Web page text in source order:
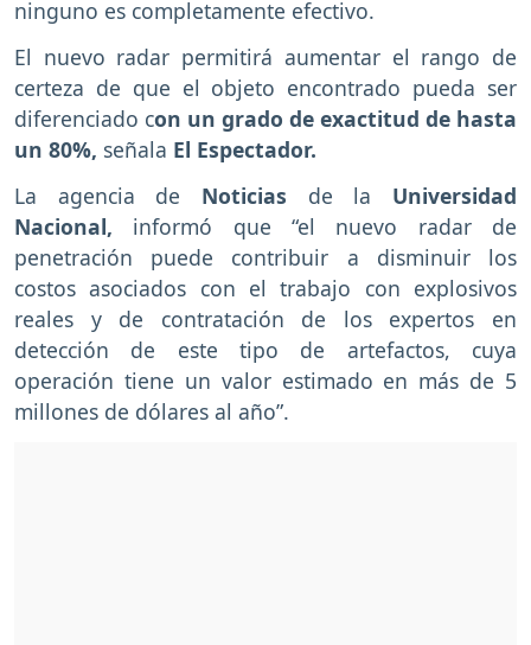
ninguno es completamente efectivo.
El nuevo radar permitirá aumentar el rango de
certeza de que el objeto encontrado pueda ser
diferenciado con un grado de exactitud de hasta
un 80%, señala El Espectador.
La agencia de Noticias de la Universidad
Nacional, informó que “el nuevo radar de
penetración puede contribuir a disminuir los
costos asociados con el trabajo con explosivos
reales y de contratación de los expertos en
detección de este tipo de artefactos, cuya
operación tiene un valor estimado en más de 5
millones de dólares al año”.